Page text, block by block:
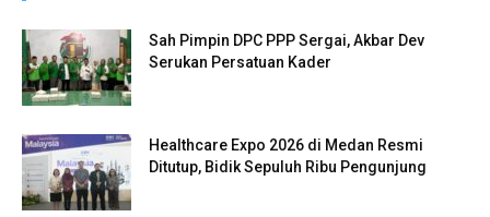
Sah Pimpin DPC PPP Sergai, Akbar Dev
Serukan Persatuan Kader
Healthcare Expo 2026 di Medan Resmi
Ditutup, Bidik Sepuluh Ribu Pengunjung